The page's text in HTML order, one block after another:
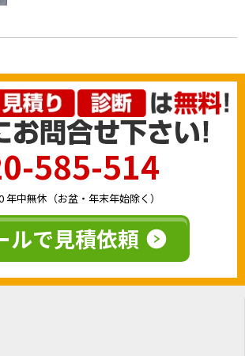
585-514
年中無休（お盆・年末年始除く）
ルで見積依頼